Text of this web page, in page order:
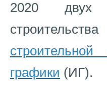
2020 двух
строительной
графики (ИГ).